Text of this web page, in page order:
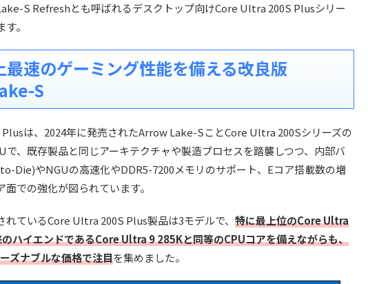
S Refreshとも呼ばれるデスクトップ向けCore Ultra 200S Plusシリー
。
速のゲーミング性能を備える改良版
S
は、2024年に発売されたArrow Lake-SことCore Ultra 200Sシリーズの
で、既存製品と同じアーキテクチャや製造プロセスを踏襲しつつ、内部バ
Die)やNGUの高速化やDDR5-7200メモリのサポート、Eコア搭載数の増
での強化が図られています。
ているCore Ultra 200S Plus製品は3モデルで、 特に最上位のCore Ultra
ハイエンドであるCore Ultra 9 285Kと同等のCPUコアを備えながらも、
ズナブルな価格で注目を集めました。